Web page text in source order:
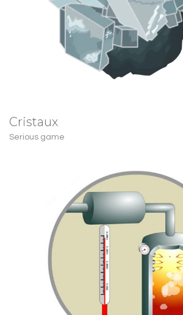
Cristaux
Serious game